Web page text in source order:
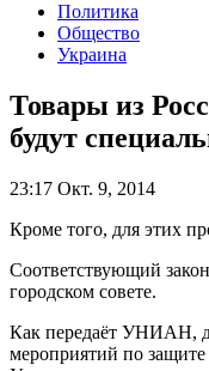
Политика
Общество
Украина
Товары из
будут
23:17 Окт. 9, 2014
Кроме того, для этих
Соответствующий
городском совете.
Как передаёт УНИАН,
мероприятий по